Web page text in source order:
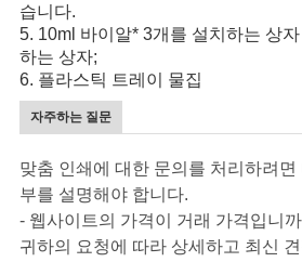
습니다.
5. 10ml 바이알* 3개를 설치하는 상자
하는 상자;
6. 플라스틱 트레이 물집
자주하는 질문
맞춤 인쇄에 대한 문의를 처리하려면
부를 설명해야 합니다.
- 웹사이트의 가격이 거래 가격입니
귀하의 요청에 따라 상세하고 최신